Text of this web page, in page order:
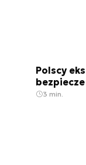
Polscy
3 min.